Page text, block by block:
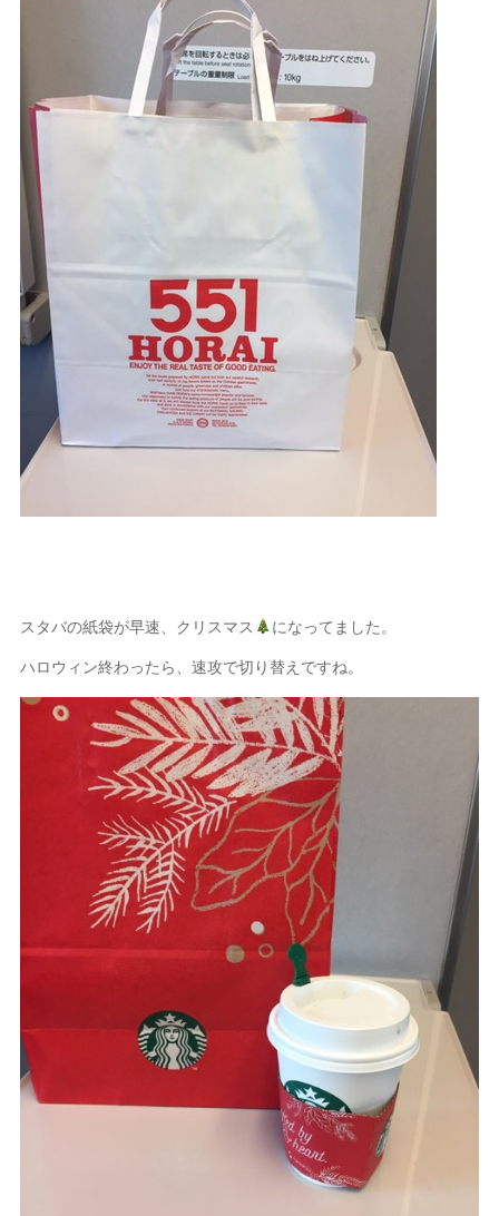
スタバの紙袋が早速、クリスマス になってました。
ハロウィン終わったら、速攻で切り替えですね。